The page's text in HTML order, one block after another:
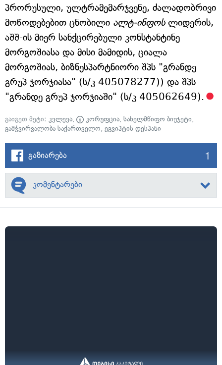
პრორუსული, ულტრამემარჯვენე, ძალადობრივი
მოწოდებებით ცნობილი ალტ-ინფოსლიდერის,
აშშ-ის მიერ სანქცირებული კონსტანტინე
მორგოშიასა და მისი მამიდის, ციალა
მორგოშიას, ბიზნესპარტნიორი შპს "გრანდე
გრუპ ჯორჯიასა" (ს/კ 405078277)) და შპს
"გრანდე გრუპ ჯორჯიაში" (ს/კ 405062649).
გაიგეთ მეტი: კვლევა, კორუფცია, სახელმწიფო ბიუჯეტი,
გამჭვირვალობა საქართველო, ეგვიპტის დესპანი
გაზიარება 1
კომენტარები